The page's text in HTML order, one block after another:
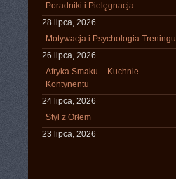
Poradniki i Pielęgnacja
28 lipca, 2026
Motywacja i Psychologia Treningu
26 lipca, 2026
Afryka Smaku – Kuchnie
Kontynentu
24 lipca, 2026
Styl z Orłem
23 lipca, 2026